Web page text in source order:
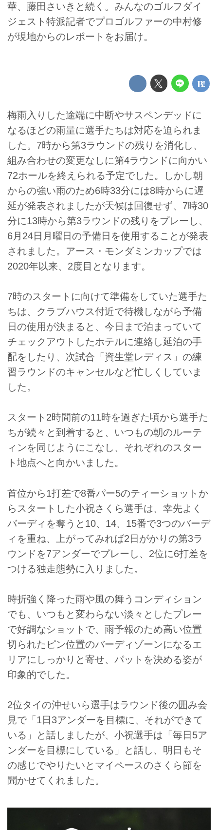
華、藤田さいきと続く。みんなのゴルフダイ
ジェスト特派記者でプロゴルファーの中村修
が現地からのレポートをお届け。
梅雨入りした途端に中断やサスペンデッドに
なるほどの雨量に選手たちは対応を迫られま
した。7時から第3ラウンドの残りを消化し、
組み合わせの変更なしに第4ラウンドに向かい
72ホールを終えられる予定でした。しかし朝
からの強い雨のため6時33分には8時からに遅
延が発表されましたが天候は回復せず、7時30
分に13時から第3ラウンドの残りをプレーし、
6月24日月曜日の予備日を使用することが発表
されました。アース・モンダミンカップでは
2020年以来、2度目となります。
7時のスタートに向けて準備をしていた選手た
ちは、クラブハウス付近で待機しながら予備
日の使用が決まると、今日まで泊まっていて
チェックアウトしたホテルに連絡し延泊の手
配をしたり、次試合「資生堂レディス」の練
習ラウンドのキャンセルなど忙しくしていま
した。
スタート2時間前の11時を過ぎた頃から選手た
ちが続々と到着すると、いつもの朝のルーテ
ィンを同じようにこなし、それぞれのスター
ト地点へと向かいました。
首位から1打差で8番パー5のティーショットか
らスタートした小祝さくら選手は、幸先よく
バーディを奪うと10、14、15番で3つのバーデ
ィを重ね、上がってみれば2日がかりの第3ラ
ウンドを7アンダーでプレーし、2位に6打差を
つける独走態勢に入りました。
時折強く降った雨や風の舞うコンディション
でも、いつもと変わらない淡々としたプレー
で好調なショットで、雨予報のため高い位置
切られたピン位置のバーディゾーンになるエ
リアにしっかりと寄せ、パットを決める姿が
印象的でした。
2位タイの沖せいら選手はラウンド後の囲み会
見で「1日3アンダーを目標に、それができて
いる」と話しましたが、小祝選手は「毎日5ア
ンダーを目標にしている」と話し、明日もそ
の感じでやりたいとマイペースのさくら節を
聞かせてくれました。